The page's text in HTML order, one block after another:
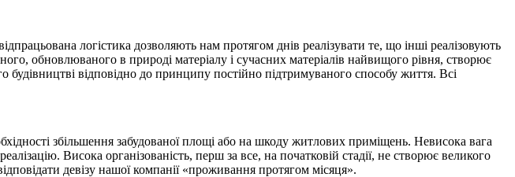
логістика дозволяють нам протягом днів реалізувати те, що інші реалізовують
обновлюваного в природі матеріалу і сучасних матеріалів найвищого рівня, створює
будівництві відповідно до принципу постійно підтримуваного способу життя. Всі
збільшення забудованої площі або на шкоду житлових приміщень. Невисока вага
Висока організованість, перш за все, на початковій стадії, не створює великого
девізу нашої компанії «проживання протягом місяця».